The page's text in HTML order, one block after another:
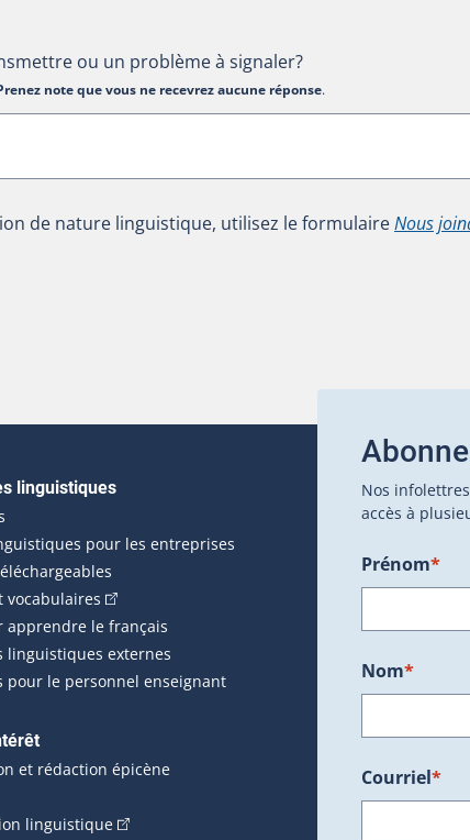
ou un problème à signaler?
note que vous ne recevrez aucune réponse.
de nature linguistique, utilisez le formulaireNous
dans une nouvelle fenêtre.)
dans une nouvelle fenêtre.)
linguistiques
pour les entreprises
vocabulaires (Cet hyperlien externe s'ouvrira dans une nouvelle
apprendre le français
linguistiques externes
pour le personnel enseignant
et rédaction épicène
linguistique(Cet hyperlien externe s'ouvrira dans une
Nos
accès à
Prénom*
Nom*
Courriel*